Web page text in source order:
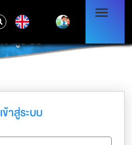
เข้าสู่ระบบ
เข้าสู่ระบบ